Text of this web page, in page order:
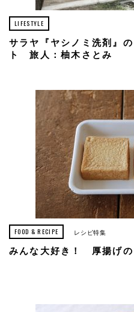
LIFESTYLE
サラヤ『ヤシノミ洗剤』
ト 旅人：柚木さとみ
FOOD & RECIPE レシピ特集
みんな大好き！ 厚揚げの